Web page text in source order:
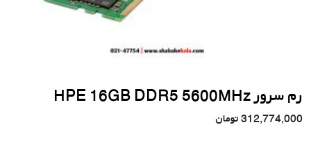
رم سرور HPE 16GB DDR5 5600MHz
312,774,000تومان